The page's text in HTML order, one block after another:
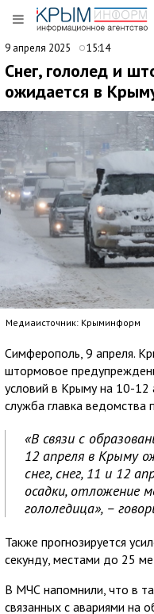
9 апреля 2025 15:14
Снег, гололед и
ожидается в
Медиаисточник: Крыминформ
Симферополь, 9 апреля.
штормовое
условий в Крыму на 10-12
служба главка ведомства
«В связи с
12 апреля в Крыму
снег, снег, 11 и 12
осадки, отложение
гололедица», –
Также прогнозируется
секунду, местами до 25
В МЧС напомнили, что в
связанных с авариями на